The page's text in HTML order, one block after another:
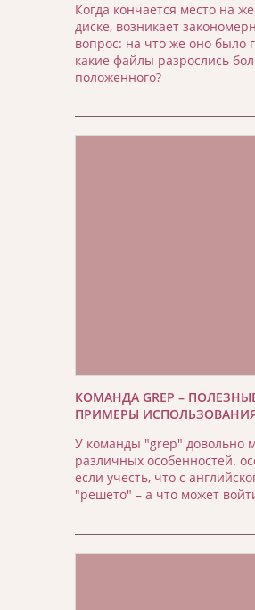
Когда кончается место на
диске, возникает
вопрос: на что же оно было
какие файлы разрослись
положенного?
КОМАНДА GREP –
ПРИМЕРЫ
У команды "grep" довольно
различных особенностей.
если учесть, что с
"решето" – а что может